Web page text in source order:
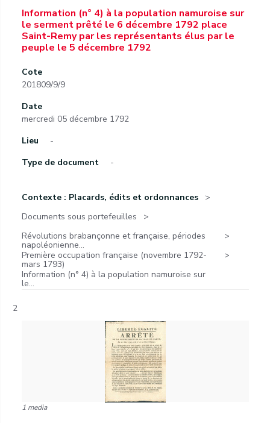
Information (n° 4) à la population namuroise sur
le serment prêté le 6 décembre 1792 place
Saint-Remy par les représentants élus par le
peuple le 5 décembre 1792
Cote
201809/9/9
Date
mercredi 05 décembre 1792
Lieu
-
Type de document
-
Contexte : Placards, édits et ordonnances
Documents sous portefeuilles
Révolutions brabançonne et française, périodes
napoléonienne...
Première occupation française (novembre 1792-
mars 1793)
Information (n° 4) à la population namuroise sur
le...
2
1 media